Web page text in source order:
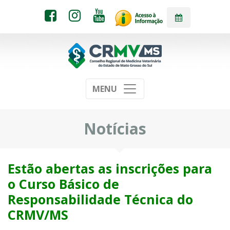
MENU
Notícias
Estão abertas as inscrições para
o Curso Básico de
Responsabilidade Técnica do
CRMV/MS